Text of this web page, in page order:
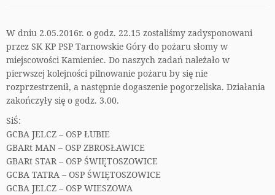
W dniu 2.05.2016r. o godz. 22.15 zostaliśmy zadysponowani
przez SK KP PSP Tarnowskie Góry do pożaru słomy w
miejscowości Kamieniec. Do naszych zadań należało w
pierwszej kolejności pilnowanie pożaru by się nie
rozprzestrzenił, a następnie dogaszenie pogorzeliska. Działania
zakończyły się o godz. 3.00.
SiŚ:
GCBA JELCZ – OSP ŁUBIE
GBARt MAN – OSP ZBROSŁAWICE
GBARt STAR – OSP ŚWIĘTOSZOWICE
GCBA TATRA – OSP ŚWIĘTOSZOWICE
GCBA JELCZ – OSP WIESZOWA